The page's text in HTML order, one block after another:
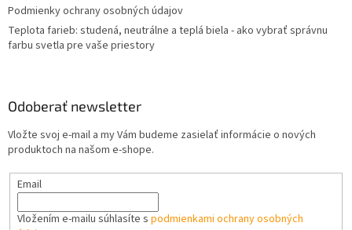
Podmienky ochrany osobných údajov
Teplota farieb: studená, neutrálne a teplá biela - ako vybrať správnu
farbu svetla pre vaše priestory
Odoberať newsletter
Vložte svoj e-mail a my Vám budeme zasielať informácie o nových
produktoch na našom e-shope.
Email
Vložením e-mailu súhlasíte s podmienkami ochrany osobných